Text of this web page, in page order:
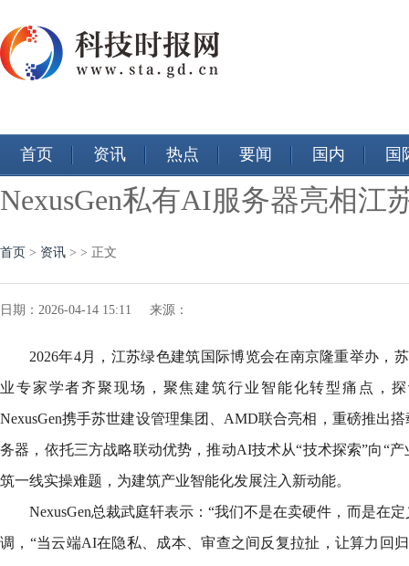
首页 资讯 热点 要闻 国内 国
NexusGen私有AI服务器亮相江
首页 > 资讯 > > 正文
日期：2026-04-14 15:11 来源：
2026年4月，江苏绿色建筑国际博览会在南京隆重举办，
业专家学者齐聚现场，聚焦建筑行业智能化转型痛点，
NexusGen携手苏世建设管理集团、AMD联合亮相，重磅推出
务器，依托三方战略联动优势，推动AI技术从“技术探索”向“
筑一线实操难题，为建筑产业智能化发展注入新动能。
NexusGen总裁武庭轩表示：“我们不是在卖硬件，而是在
调，“当云端AI在隐私、成本、审查之间反复拉扯，让算力回